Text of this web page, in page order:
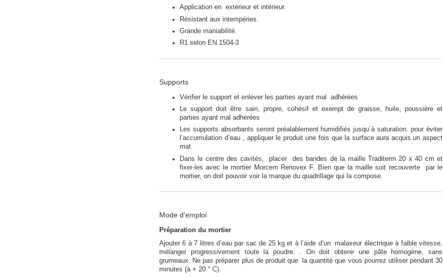
Application en extérieur et intérieur.
Résistant aux intempéries.
Grande maniabilité.
R1 selon EN 1504-3
Supports
Vérifier le support et enlever les parties ayant mal adhérées
Le support doit être sain, propre, cohésif et exempt de graisse, huile, poussière et
parties ayant mal adhérées
Les supports absorbants seront préalablement humidifiés jusqu´à saturation. pour éviter
l’accumulation d’eau , appliquer le produit une fois que la surface aura acquis un aspect
mat.
Dans le centre des cavités, placer des bandes de la maille Traditerm 20 x 40 cm et
fixer-les avec le mortier Morcem Renovex F. Bien que la maille soit recouverte par le
mortier, on doit pouvoir voir la marque du quadrillage qui la compose.
Mode d'emploi
Préparation du mortier
Ajouter 6 à 7 litres d’eau par sac de 25 kg et à l’aide d’un malaxeur électrique à faible vitesse,
mélanger progressivement toute la poudre. . On doit obtenir une pâte homogène, sans
grumeaux. Ne pas préparer plus de produit que la quantité que vous pourrez utiliser pendant 30
minutes (à + 20 ° C).